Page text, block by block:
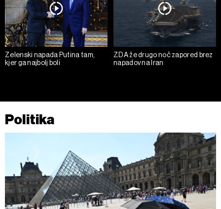
Zelenski napada Putina tam,
kjer ga najbolj boli
ZDA že drugo noč zapored brez
napadov na Iran
Politika